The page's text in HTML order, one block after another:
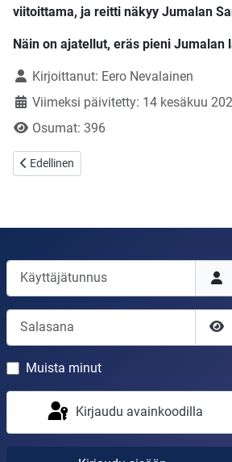
viitoittama, ja reitti näkyy Jumalan
Näin on ajatellut, eräs pieni Jumalan
TietojaKirjoittanut: Eero Nevalainen
Viimeksi päivitetty: 14 kesäkuu
Osumat: 396
Edellinen artikkeli: Pelko!
Edellinen
Käyttäjätunnus
Salasana
Muista minut
Kirjaudu avainkoodilla